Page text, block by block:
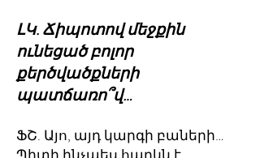
ԼԿ. Ճիպոտով մեջքին
ունեցած բոլոր
քերծվածքների
պատճառո՞վ…
ՖՇ. Այո, այդ կարգի բաների…